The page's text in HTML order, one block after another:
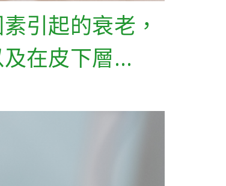
引起的衰老，
在皮下層…